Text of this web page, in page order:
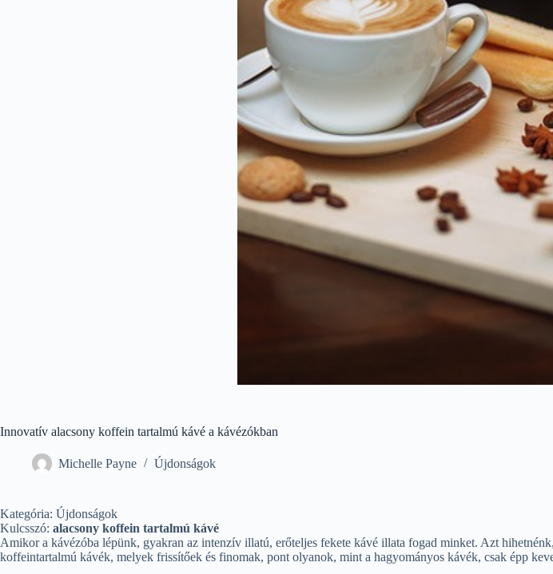
Innovatív alacsony koffein tartalmú kávé a kávézókban
Michelle Payne Újdonságok
Kategória: Újdonságok
Kulcsszó: alacsony koffein tartalmú kávé
Amikor a kávézóba lépünk, gyakran az intenzív illatú, erőteljes fekete kávé illata fogad minket. Azt
koffeintartalmú kávék, melyek frissítőek és finomak, pont olyanok, mint a hagyományos kávék, csak épp